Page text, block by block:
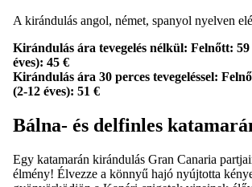
A kirándulás angol, német, spanyol nyelven
Kirándulás ára tevegelés nélkül: Felnőtt:
éves): 45 €
Kirándulás ára 30 perces tevegeléssel:
(2-12 éves): 51 €
Bálna- és delfinles
Egy katamarán kirándulás Gran Canaria
élmény! Élvezze a könnyű hajó nyújtotta